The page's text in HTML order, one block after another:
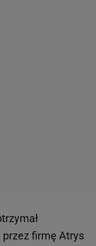
przez firmę Atrys